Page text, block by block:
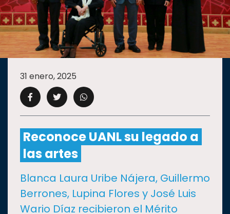
SECCIONES
ACADEMIA
CAMPUS UANL
CULTURA
DEPORTES
31 enero, 2025
Reconoce UANL su legado a
las artes
Blanca Laura Uribe Nájera, Guillermo
Berrones, Lupina Flores y José Luis
Wario Díaz recibieron el Mérito